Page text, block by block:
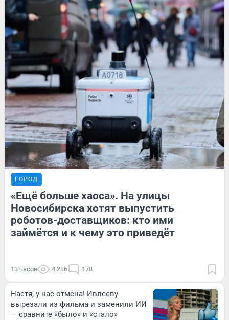
ГОРОД
«Ещё больше хаоса». На улицы
Новосибирска хотят выпустить
роботов-доставщиков: кто ими
займётся и к чему это приведёт
13 часов 4 236 178
Настя, у нас отмена! Ивлееву
вырезали из фильма и заменили ИИ
— сравните «было» и «стало»